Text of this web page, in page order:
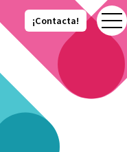
¡Contacta!
¡Contacta!